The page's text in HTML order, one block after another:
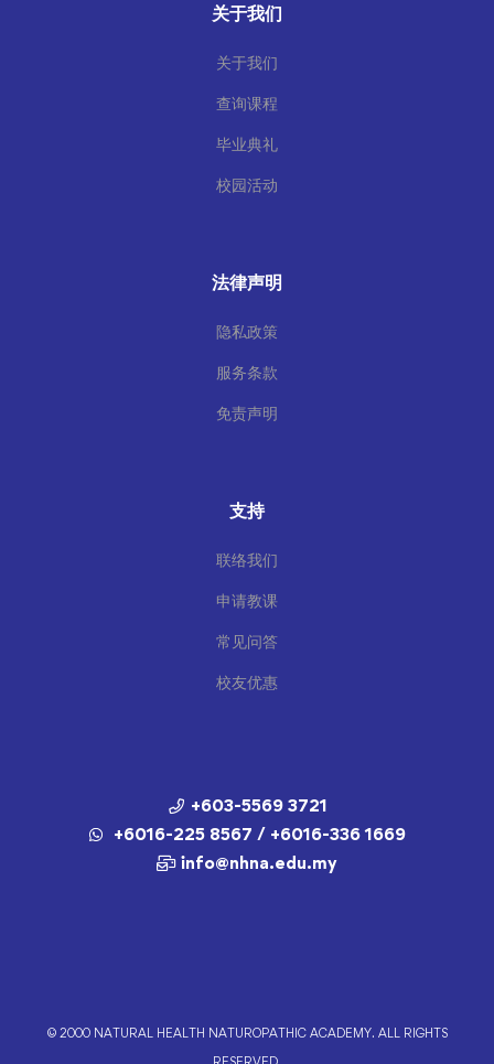
关于我们
关于我们
查询课程
毕业典礼
校园活动
法律声明
隐私政策
服务条款
免责声明
支持
联络我们
申请教课
常见问答
校友优惠
+603-5569 3721
+6016-225 8567 / +6016-336 1669
info@nhna.edu.my
© 2000 NATURAL HEALTH NATUROPATHIC ACADEMY. ALL RIGHTS